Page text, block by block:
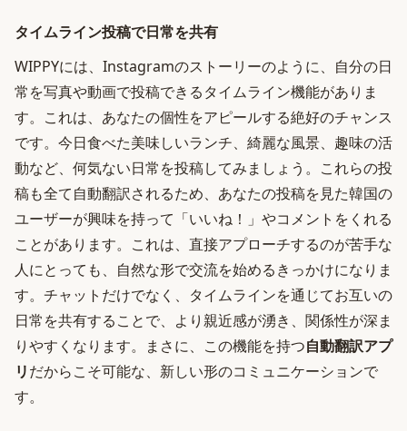
タイムライン投稿で日常を共有
WIPPYには、Instagramのストーリーのように、自分の日
常を写真や動画で投稿できるタイムライン機能がありま
す。これは、あなたの個性をアピールする絶好のチャンス
です。今日食べた美味しいランチ、綺麗な風景、趣味の活
動など、何気ない日常を投稿してみましょう。これらの投
稿も全て自動翻訳されるため、あなたの投稿を見た韓国の
ユーザーが興味を持って「いいね！」やコメントをくれる
ことがあります。これは、直接アプローチするのが苦手な
人にとっても、自然な形で交流を始めるきっかけになりま
す。チャットだけでなく、タイムラインを通じてお互いの
日常を共有することで、より親近感が湧き、関係性が深ま
りやすくなります。まさに、この機能を持つ自動翻訳アプ
リだからこそ可能な、新しい形のコミュニケーションで
す。